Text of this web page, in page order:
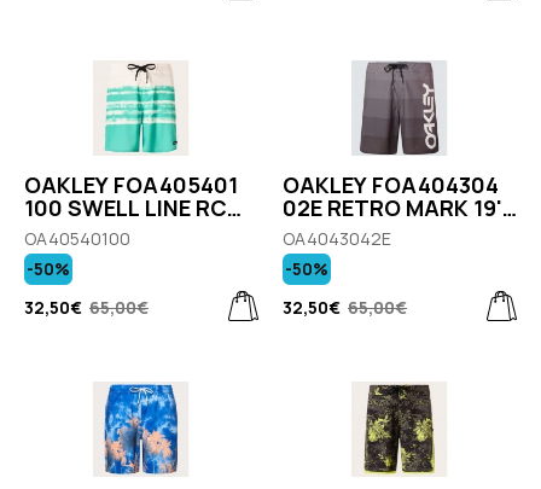
OAKLEY FOA405401
100 SWELL LINE RC
18'' BOARDSHORT
Ανδρικό Μαγιό Σορτς
Πράσινο
OA40540100
32,50€ 65,00€
-50%
OAKLEY FOA404304
02E RETRO MARK 19''
BOARDSHORT
Ανδρικό Μαγιώ
Σόρτς Γκρι
OA4043042Ε
32,50€ 65,00€
-50%